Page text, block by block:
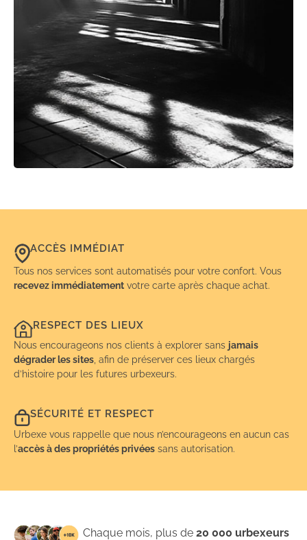
ACCÈS IMMÉDIAT
Tous nos services sont automatisés pour votre confort. Vous
recevez immédiatement votre carte après chaque achat.
RESPECT DES LIEUX
Nous encourageons nos clients à explorer sans jamais
dégrader les sites , afin de préserver ces lieux chargés
d’histoire pour les futures urbexeurs.
SÉCURITÉ ET RESPECT
Urbexe vous rappelle que nous n’encourageons en aucun cas
l’accès à des propriétés privées sans autorisation.
Chaque mois, plus de20 000 urbexeurs